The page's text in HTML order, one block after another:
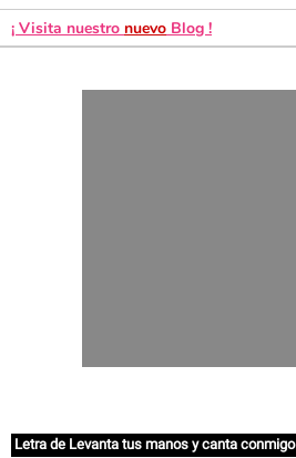
¡ Visita nuestro nuevo Blog !
Letra de Levanta tus manos y canta conmigo